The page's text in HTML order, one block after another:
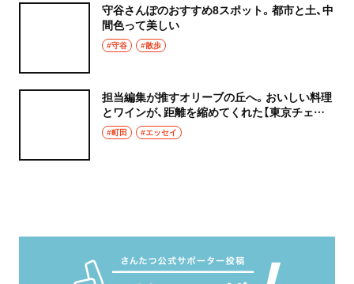
守谷さんぽのおすすめ8スポット。都市と土、中
間色って美しい
#守谷 #散歩
担当編集が推すオリーブの丘へ。おいしい料理
とワインが、距離を縮めてくれた【東京チェン
飯diary】
#町田 #エッセイ